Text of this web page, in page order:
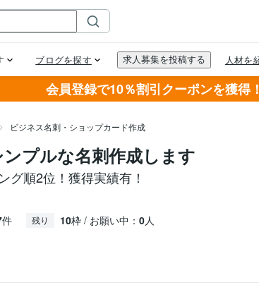
会員登録で10％割引クーポンを獲得！
ビジネス名刺・ショップカード作成
プルな名刺作成します
グ順2位！獲得実績有！
件 残り 10枠 / お願い中： 0人